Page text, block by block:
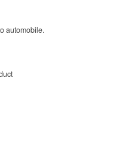
automobile.